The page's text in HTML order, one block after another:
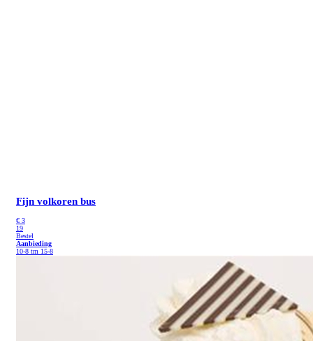
Fijn volkoren bus
€ 3
19
Bestel
Aanbieding
10-8 tm 15-8